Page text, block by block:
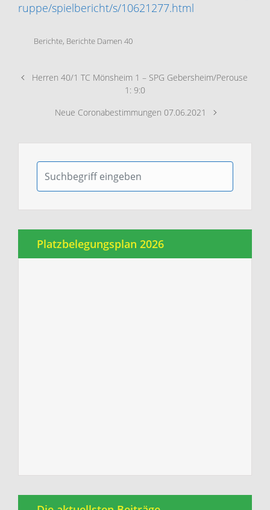
ruppe/spielbericht/s/10621277.html
Berichte, Berichte Damen 40
Herren 40/1 TC Mönsheim 1 – SPG Gebersheim/Perouse
1: 9:0
Neue Coronabestimmungen 07.06.2021
Platzbelegungsplan 2026